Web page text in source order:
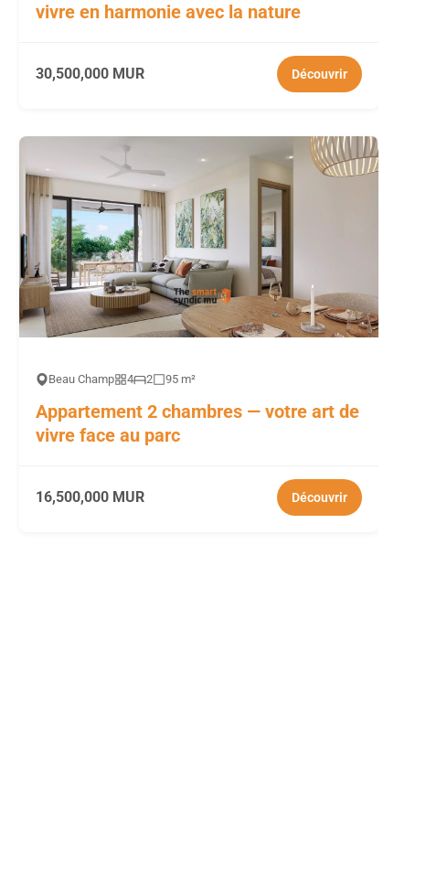
vivre en harmonie avec la nature
30,500,000 MUR Découvrir
Beau Champ 4 2 95 m²
Appartement 2 chambres — votre art de
vivre face au parc
16,500,000 MUR Découvrir